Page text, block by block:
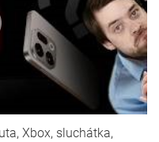
Xbox, sluchátka,